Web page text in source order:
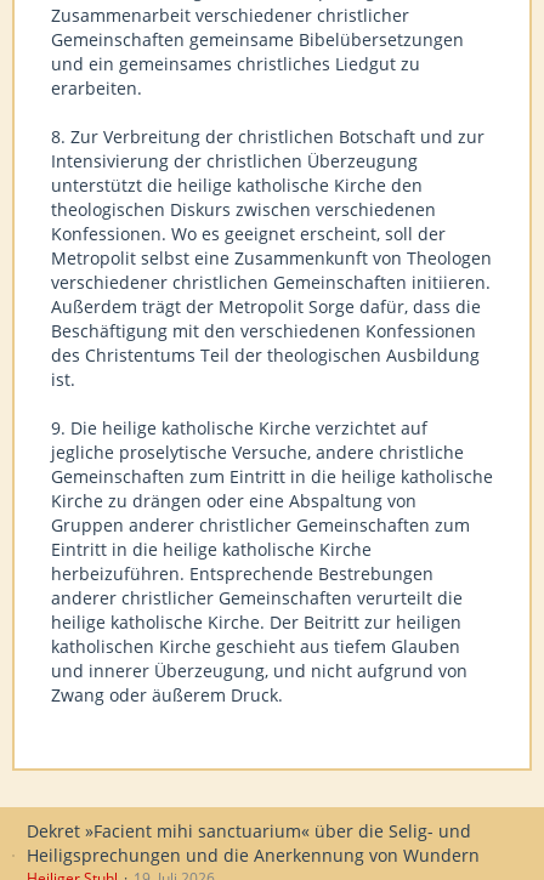
Zusammenarbeit verschiedener christlicher
Gemeinschaften gemeinsame Bibelübersetzungen
und ein gemeinsames christliches Liedgut zu
erarbeiten.
8. Zur Verbreitung der christlichen Botschaft und zur
Intensivierung der christlichen Überzeugung
unterstützt die heilige katholische Kirche den
theologischen Diskurs zwischen verschiedenen
Konfessionen. Wo es geeignet erscheint, soll der
Metropolit selbst eine Zusammenkunft von Theologen
verschiedener christlichen Gemeinschaften initiieren.
Außerdem trägt der Metropolit Sorge dafür, dass die
Beschäftigung mit den verschiedenen Konfessionen
des Christentums Teil der theologischen Ausbildung
ist.
9. Die heilige katholische Kirche verzichtet auf
jegliche proselytische Versuche, andere christliche
Gemeinschaften zum Eintritt in die heilige katholische
Kirche zu drängen oder eine Abspaltung von
Gruppen anderer christlicher Gemeinschaften zum
Eintritt in die heilige katholische Kirche
herbeizuführen. Entsprechende Bestrebungen
anderer christlicher Gemeinschaften verurteilt die
heilige katholische Kirche. Der Beitritt zur heiligen
katholischen Kirche geschieht aus tiefem Glauben
und innerer Überzeugung, und nicht aufgrund von
Zwang oder äußerem Druck.
Dekret »Facient mihi sanctuarium« über die Selig- und
Heiligsprechungen und die Anerkennung von Wundern